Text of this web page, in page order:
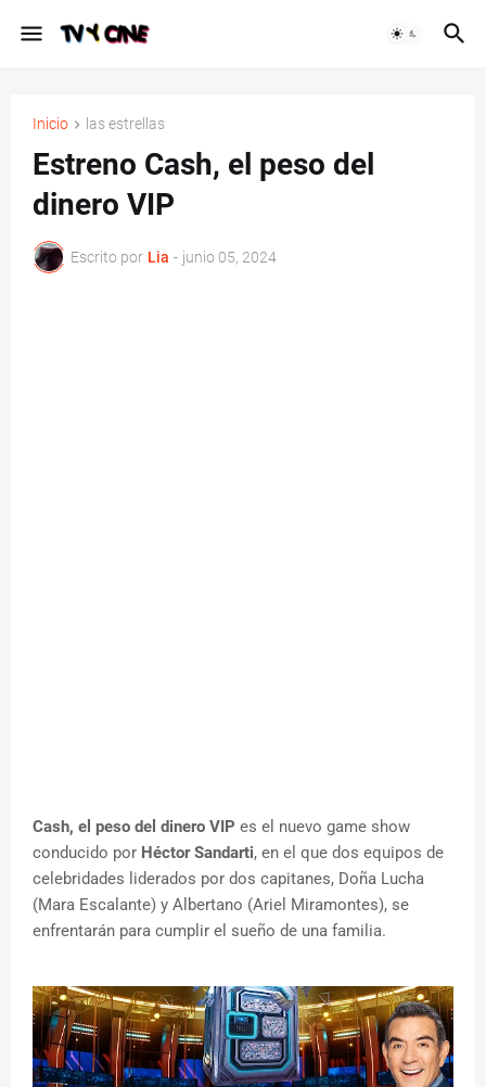
Inicio las estrellas
Estreno Cash, el peso del
dinero VIP
Escrito por Lia - junio 05, 2024
Cash, el peso del dinero VIP es el nuevo game show
conducido por Héctor Sandarti, en el que dos equipos de
celebridades liderados por dos capitanes, Doña Lucha
(Mara Escalante) y Albertano (Ariel Miramontes), se
enfrentarán para cumplir el sueño de una familia.